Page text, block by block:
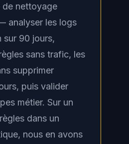
de nettoyage
analyser les logs
sur 90 jours,
sans trafic, les
supprimer
puis valider
métier. Sur un
dans un
nous en avons